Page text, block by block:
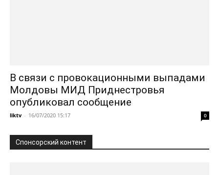
В связи с провокационными выпадами
Молдовы МИД Приднестровья
опубликовал сообщение
liktv - 16/07/2020 15:17 0
Спонсорский контент